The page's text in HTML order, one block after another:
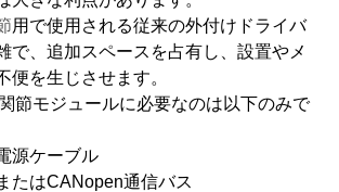
用で使用される従来の外付けドライバ
で、追加スペースを占有し、設置やメ
便を生じさせます。
節モジュールに必要なのは以下のみで
源ケーブル
たはCANopen通信バス